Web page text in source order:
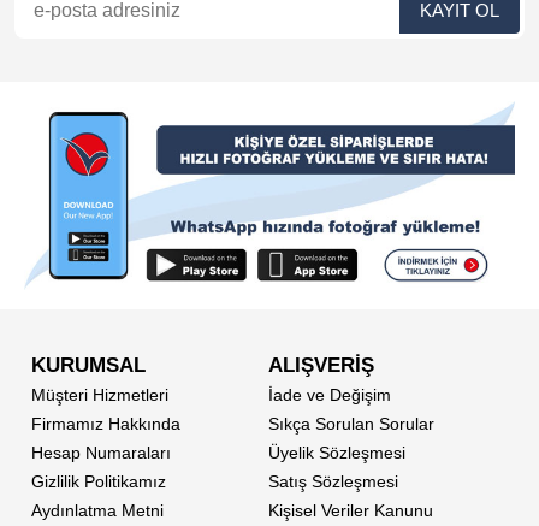
KURUMSAL
Müşteri Hizmetleri
Firmamız Hakkında
Hesap Numaraları
Gizlilik Politikamız
Aydınlatma Metni
ALIŞVERİŞ
İade ve Değişim
Sıkça Sorulan Sorular
Üyelik Sözleşmesi
Satış Sözleşmesi
Kişisel Veriler Kanunu